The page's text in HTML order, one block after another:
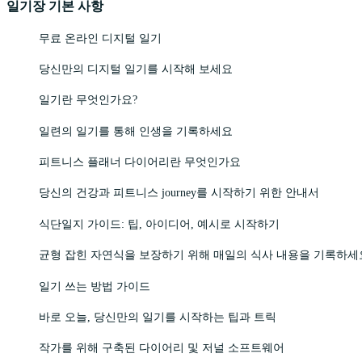
일기장 기본 사항
무료 온라인 디지털 일기
당신만의 디지털 일기를 시작해 보세요
일기란 무엇인가요?
일련의 일기를 통해 인생을 기록하세요
피트니스 플래너 다이어리란 무엇인가요
당신의 건강과 피트니스 journey를 시작하기 위한 안내서
식단일지 가이드: 팁, 아이디어, 예시로 시작하기
균형 잡힌 자연식을 보장하기 위해 매일의 식사 내용을 기록하세
일기 쓰는 방법 가이드
바로 오늘, 당신만의 일기를 시작하는 팁과 트릭
작가를 위해 구축된 다이어리 및 저널 소프트웨어